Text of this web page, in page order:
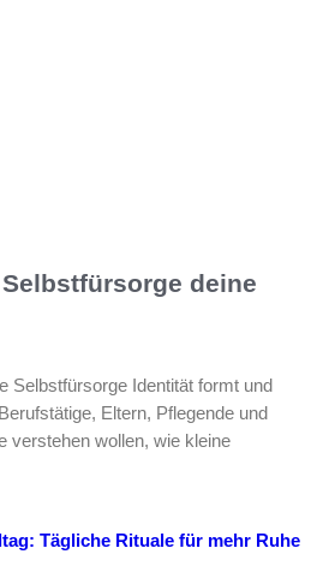
deine
Selbstfürsorge Identität formt und
Eltern, Pflegende und
verstehen wollen, wie kleine